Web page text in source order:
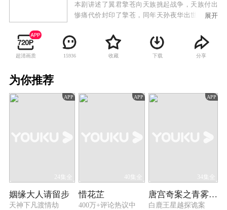
本剧讲述了翼君擎苍向天族挑起战争，天族付出
惨痛代价封印了擎苍，同年天孙夜华出世。七万
苍封印，但却因此被封法力、记忆和容貌，落入
凡尘与夜华相识、相恋，后被带入天宫。天宫
中，爱慕夜华的素锦屡次陷害白浅，并让白浅误
下忘情药。百年后二人在东海重逢，夜华认出白
展开
超清画质 15936 收藏 下载 分享
为你推荐
APP
24集全
姻缘大人请留步
天神下凡渡情劫
APP
40集全
惜花芷
400万+评论热议中
APP
34集全
唐宫奇案之青雾风鸣
白鹿王星越探诡案